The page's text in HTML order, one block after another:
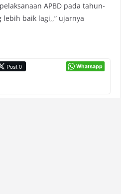
APBD pada tahun-
baik lagi,,” ujarnya
Post 0 Whatsapp